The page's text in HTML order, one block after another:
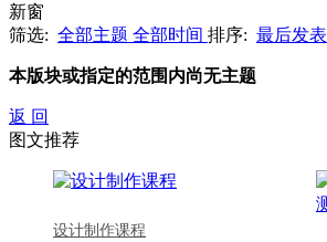
新窗
筛选: 全部主题 全部时间 排序: 最后发表
本版块或指定的范围内尚无主题
返 回
图文推荐
设计制作课程